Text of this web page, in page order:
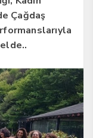
Çağdaş